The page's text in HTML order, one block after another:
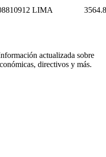
LIMA
actualizada sobre
directivos y más.